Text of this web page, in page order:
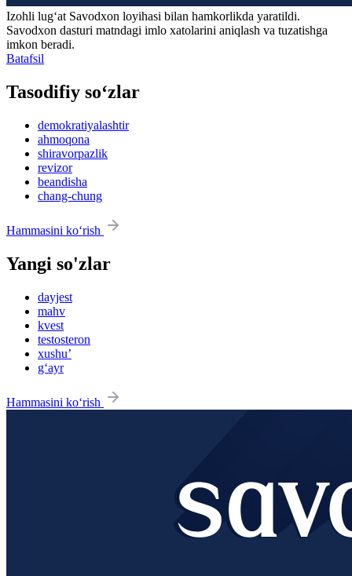
Izohli lugʻat Savodxon loyihasi bilan hamkorlikda yaratildi.
Savodxon dasturi matndagi imlo xatolarini aniqlash va tuzatishga
imkon beradi.
Batafsil
Tasodifiy so‘zlar
demokratiyalashtir
ahmoqona
shiravorpazlik
revizor
beandisha
chang-chung
Hammasini ko‘rish
Yangi so'zlar
dayjest
mahv
kvest
testosteron
xushu’
g‘ayr
Hammasini ko‘rish